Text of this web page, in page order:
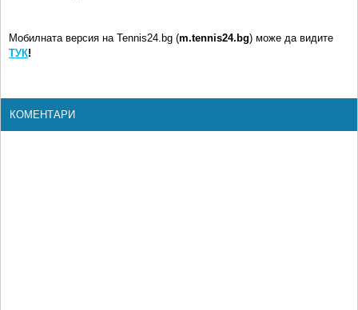
Мобилната версия на Tennis24.bg (m.tennis24.bg) може да видите
ТУК!
КОМЕНТАРИ